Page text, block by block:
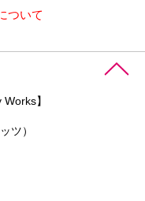
ついて
】
ツ）